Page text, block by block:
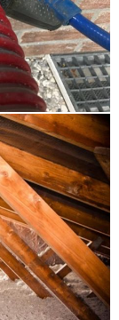
,Steicozell